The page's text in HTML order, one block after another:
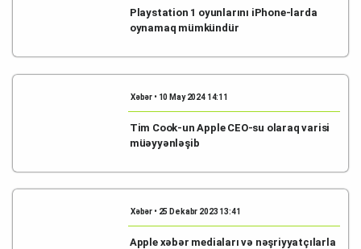
Playstation 1 oyunlarını iPhone-larda
oynamaq mümkündür
Xəbər • 10 May 2024 14:11
Tim Cook-un Apple CEO-su olaraq varisi
müəyyənləşib
Xəbər • 25 Dekabr 2023 13:41
Apple xəbər mediaları və nəşriyyatçılarla